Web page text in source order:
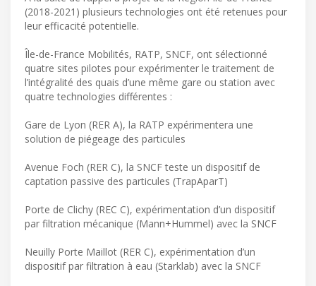
(2018-2021) plusieurs technologies ont été retenues pour
leur efficacité potentielle.
Île-de-France Mobilités, RATP, SNCF, ont sélectionné
quatre sites pilotes pour expérimenter le traitement de
l’intégralité des quais d’une même gare ou station avec
quatre technologies différentes :
Gare de Lyon (RER A), la RATP expérimentera une
solution de piégeage des particules
Avenue Foch (RER C), la SNCF teste un dispositif de
captation passive des particules (TrapAparT)
Porte de Clichy (REC C), expérimentation d’un dispositif
par filtration mécanique (Mann+Hummel) avec la SNCF
Neuilly Porte Maillot (RER C), expérimentation d’un
dispositif par filtration à eau (Starklab) avec la SNCF